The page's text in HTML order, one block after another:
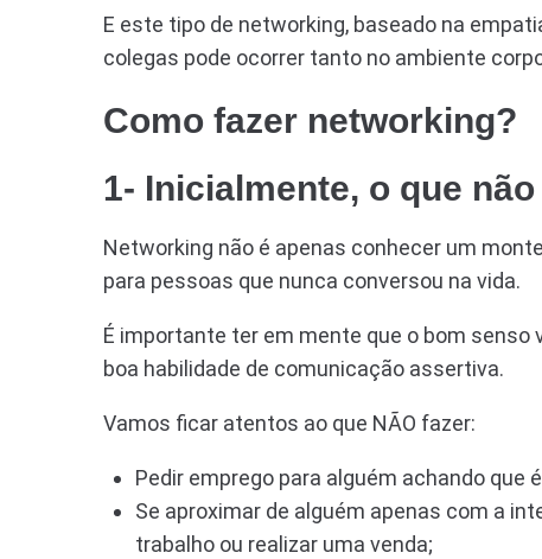
E este tipo de networking, baseado na
colegas pode ocorrer tanto no ambiente
Como fazer networking?
1- Inicialmente, o que
Networking não é apenas conhecer um
para pessoas que nunca conversou na vida.
É importante ter em mente que o bom
boa habilidade de comunicação assertiva.
Vamos ficar atentos ao que NÃO fazer:
Pedir emprego para alguém achando que
Se aproximar de alguém apenas com a
trabalho ou realizar uma venda;